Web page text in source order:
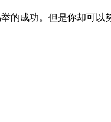
的成功。但是你却可